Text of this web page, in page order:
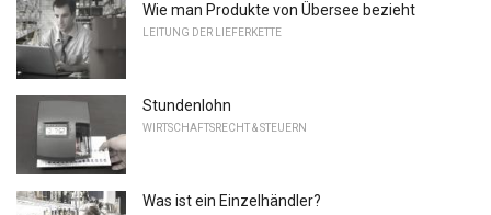
Wie man Produkte von Übersee bezieht
LEITUNG DER LIEFERKETTE
Stundenlohn
WIRTSCHAFTSRECHT & STEUERN
Was ist ein Einzelhändler?